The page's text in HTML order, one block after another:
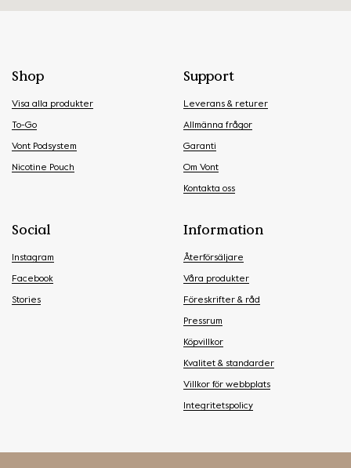
Shop
Visa alla produkter
To-Go
Vont Podsystem
Nicotine Pouch
Support
Leverans & returer
Allmänna frågor
Garanti
Om Vont
Kontakta oss
Social
Instagram
Facebook
Stories
Information
Återförsäljare
Våra produkter
Föreskrifter & råd
Pressrum
Köpvillkor
Kvalitet & standarder
Villkor för webbplats
Integritetspolicy